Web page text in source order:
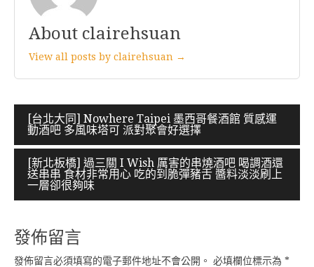
About clairehsuan
View all posts by clairehsuan →
文
章
導
覽
[台北大同] Nowhere Taipei 墨西哥餐酒館 質感運
動酒吧 多風味塔可 派對聚會好選擇
[新北板橋] 過三關 I Wish 厲害的串燒酒吧 喝調酒還
送串串 食材非常用心 吃的到脆彈豬舌 醬料淡淡刷上
一層卻很夠味
發佈留言
發佈留言必須填寫的電子郵件地址不會公開。 必填欄位標示為 *